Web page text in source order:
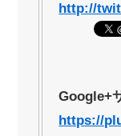
http://
Google+
https://